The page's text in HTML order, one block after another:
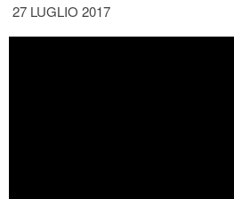
27 LUGLIO 2017